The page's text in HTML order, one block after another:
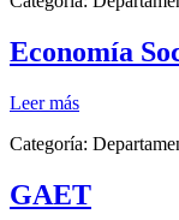
Economía
Leer más
Categoría:
GAET